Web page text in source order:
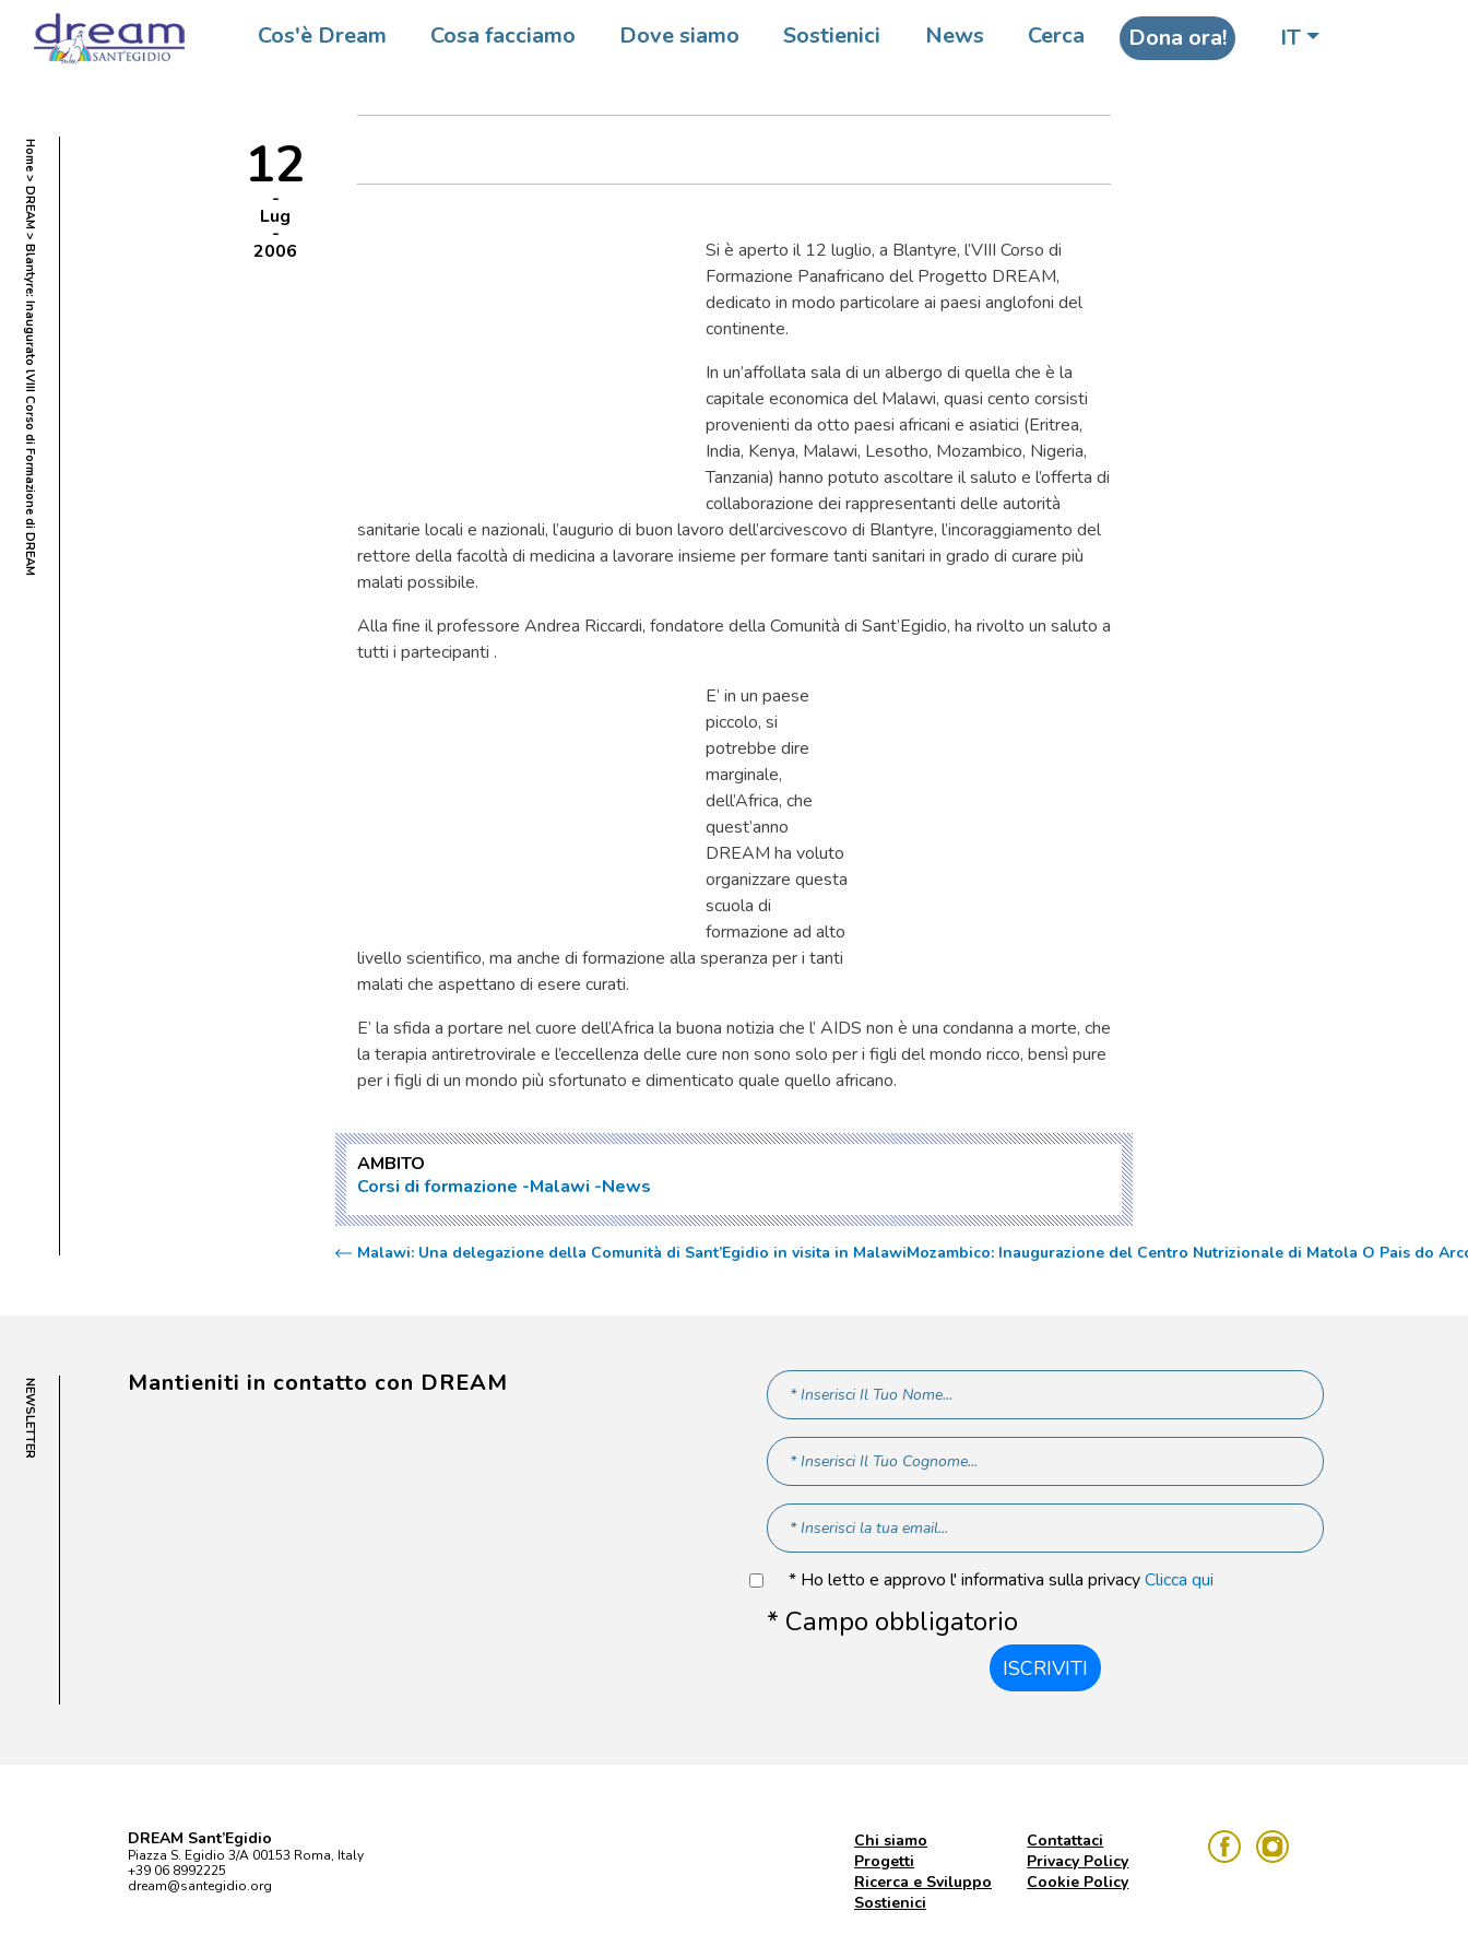
Cos'è Dream Cosa facciamo Dove siamo Sostienici News Cerca Dona ora! IT
Home
DREAM
Blantyre: Inaugurato lVIII Corso di Formazione di DREAM
12
Lug
2006
Formazione di DREAM
Si è aperto il 12 luglio, a Blantyre, l’VIII Corso di
Formazione Panafricano del Progetto DREAM,
dedicato in modo particolare ai paesi anglofoni del
continente.
In un’affollata sala di un albergo di quella che è la
capitale economica del Malawi, quasi cento corsisti
provenienti da otto paesi africani e asiatici (Eritrea,
India, Kenya, Malawi, Lesotho, Mozambico, Nigeria,
Tanzania) hanno potuto ascoltare il saluto e l’offerta di
collaborazione dei rappresentanti delle autorità
sanitarie locali e nazionali, l’augurio di buon lavoro dell’arcivescovo di Blantyre, l’incoraggiamento del
rettore della facoltà di medicina a lavorare insieme per formare tanti sanitari in grado di curare più
malati possibile.
Alla fine il professore Andrea Riccardi, fondatore della Comunità di Sant’Egidio, ha rivolto un saluto a
tutti i partecipanti .
E’ in un paese
piccolo, si
potrebbe dire
marginale,
dell’Africa, che
quest’anno
DREAM ha voluto
organizzare questa
scuola di
formazione ad alto
livello scientifico, ma anche di formazione alla speranza per i tanti
malati che aspettano di esere curati.
E’ la sfida a portare nel cuore dell’Africa la buona notizia che l’ AIDS non è una condanna a morte, che
la terapia antiretrovirale e l’eccellenza delle cure non sono solo per i figli del mondo ricco, bensì pure
per i figli di un mondo più sfortunato e dimenticato quale quello africano.
AMBITO
Corsi di formazione Malawi News
Malawi: Una delegazione della Comunità di Sant’Egidio in visita in MalawiMozambico: Inaugurazione del Centro Nutrizionale di Matola O Pais do
NEWSLETTER Mantieniti in contatto con DREAM
* Ho letto e approvo l' informativa sulla privacyClicca qui
* Campo obbligatorio
ISCRIVITI
DREAM Sant’Egidio
Piazza S. Egidio 3/A 00153 Roma, Italy
+39 06 8992225
dream@santegidio.org
Chi siamo
Progetti
Ricerca e Sviluppo
Sostienici
Contattaci
Privacy Policy
Cookie Policy